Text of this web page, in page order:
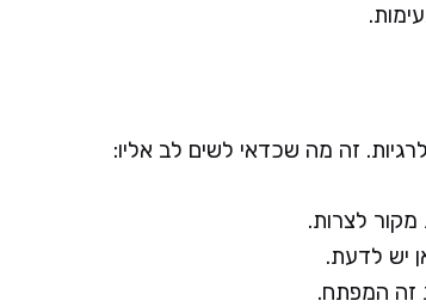
זה מה שכדאי לשים לב אליו:
מקור לצרות.
יש לדעת.
זה המפתח.